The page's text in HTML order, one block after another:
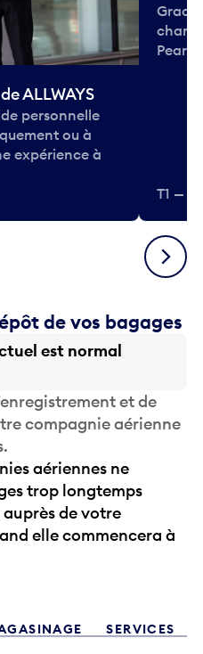
ALLWAYS
personnelle
ou à
expérience à
T1 —
Suivant
de vos bagages
est normal
et de
compagnie aérienne
aériennes ne
trop longtemps
de votre
elle commencera à
SERVICES